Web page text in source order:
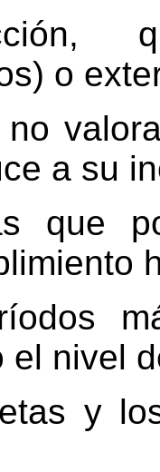
o
a su
que
el nivel
y